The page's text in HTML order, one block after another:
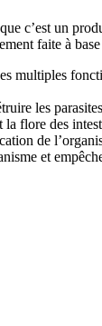
c’est un
faite à base
multiples
les
flore des
de
et